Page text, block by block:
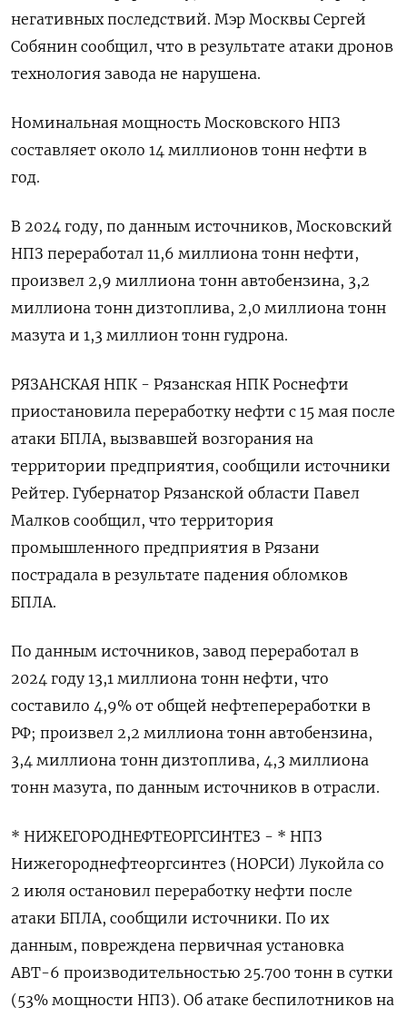
негативных последствий. Мэр Москвы Сергей
Собянин сообщил, что в результате атаки дронов
технология завода не нарушена.
Номинальная мощность Московского НПЗ
составляет около 14 миллионов тонн нефти в
год.
В 2024 ‌году, по данным источников, Московский
НПЗ переработал 11,6 миллиона тонн нефти,
произвел 2,9 миллиона тонн автобензина, 3,2
миллиона тонн дизтоплива, 2,0 миллиона тонн
мазута и 1,3 миллион тонн гудрона.
РЯЗАНСКАЯ НПК - Рязанская НПК Роснефти
приостановила переработку нефти с 15 мая после
атаки БПЛА, вызвавшей возгорания на
территории предприятия, сообщили источники
Рейтер. Губернатор Рязанской области Павел
Малков сообщил, что территория
промышленного предприятия в Рязани
пострадала в результате падения обломков
БПЛА.
По данным источников, завод переработал в
2024 году 13,1 миллиона тонн нефти, что
составило 4,9% от общей нефтепереработки в
РФ; произвел 2,2 миллиона тонн автобензина,
3,4 миллиона тонн дизтоплива, 4,3 миллиона
тонн мазута, по данным источников в отрасли.
* НИЖЕГОРОДНЕФТЕОРГСИНТЕЗ - * НПЗ
Нижегороднефтеоргсинтез (НОРСИ) Лукойла со
2 июля остановил переработку нефти после
атаки БПЛА, сообщили источники. По их
данным, повреждена первичная установка
АВТ-6 производительностью 25.700 тонн в сутки
(53% мощности НПЗ). Об атаке беспилотников на